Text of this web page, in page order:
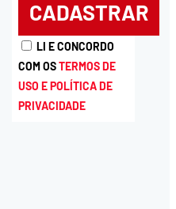
LI E CONCORDO
COM OSTERMOS DE
USO E POLÍTICA DE
PRIVACIDADE